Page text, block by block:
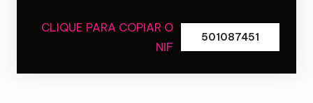
CLIQUE PARA COPIAR O
NIF
501087451